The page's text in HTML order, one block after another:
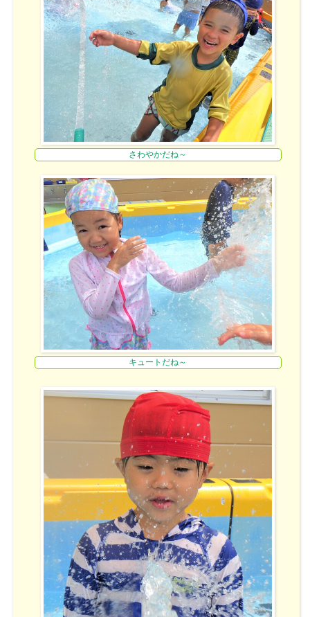
さわやかだね～
キュートだね～